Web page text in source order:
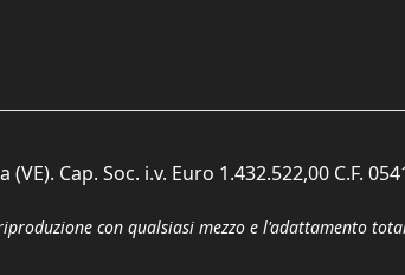
Cap. Soc. i.v. Euro 1.432.522,00 C.F.
con qualsiasi mezzo e l'adattamento